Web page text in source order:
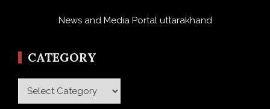
News and Media Portal uttarakhand
CATEGORY
Category